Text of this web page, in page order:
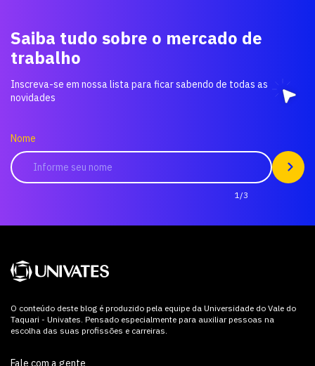
Saiba tudo sobre o mercado de
trabalho
Inscreva-se em nossa lista para ficar sabendo de todas as
novidades
Nome
1/3
O conteúdo deste blog é produzido pela equipe da Universidade do Vale do
Taquari - Univates. Pensado especialmente para auxiliar pessoas na
escolha das suas profissões e carreiras.
Fale com a gente